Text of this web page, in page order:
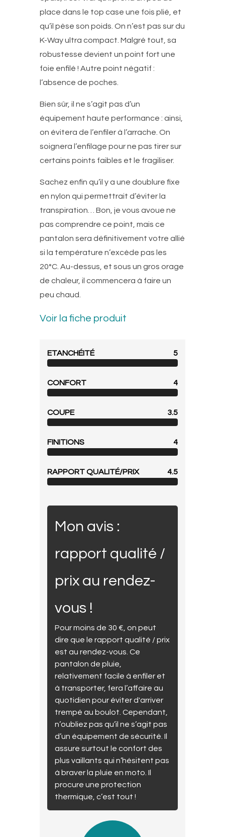
place dans le top case une fois plié, et
qu’il pèse son poids. On n’est pas sur du
K-Way ultra compact. Malgré tout, sa
robustesse devient un point fort une
foie enfilé ! Autre point négatif :
l’absence de poches.
Bien sûr, il ne s’agit pas d’un
équipement haute performance : ainsi,
on évitera de l’enfiler à l’arrache. On
soignera l’enfilage pour ne pas tirer sur
certains points faibles et le fragiliser.
Sachez enfin qu’il y a une doublure fixe
en nylon qui permettrait d’éviter la
transpiration… Bon, je vous avoue ne
pas comprendre ce point, mais ce
pantalon sera définitivement votre allié
si la température n’excède pas les
20°C. Au-dessus, et sous un gros orage
de chaleur, il commencera à faire un
peu chaud.
Voir la fiche produit
ETANCHÉITÉ 5
CONFORT 4
COUPE 3.5
FINITIONS 4
RAPPORT QUALITÉ/PRIX 4.5
Mon avis :
rapport qualité /
prix au rendez-
vous !
Pour moins de 30 €, on peut
dire que le rapport qualité / prix
est au rendez-vous. Ce
pantalon de pluie,
relativement facile à enfiler et
à transporter, fera l’affaire au
quotidien pour éviter d'arriver
trempé au boulot. Cependant,
n’oubliez pas qu’il ne s’agit pas
d’un équipement de sécurité. Il
assure surtout le confort des
plus vaillants qui n’hésitent pas
à braver la pluie en moto. Il
procure une protection
thermique, c’est tout !